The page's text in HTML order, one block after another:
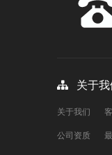
关于我
关于我们
公司资质